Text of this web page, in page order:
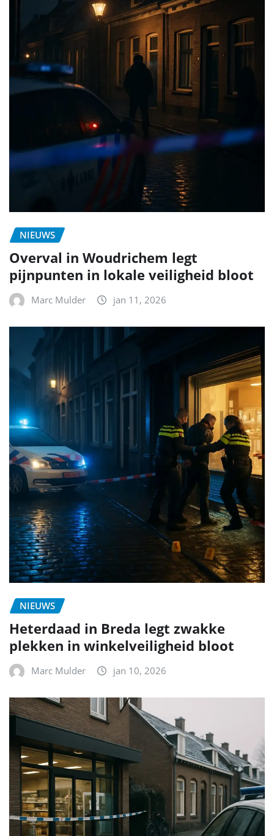
NIEUWS
Overval in Woudrichem legt
pijnpunten in lokale veiligheid bloot
Marc Mulder jan 11, 2026
NIEUWS
Heterdaad in Breda legt zwakke
plekken in winkelveiligheid bloot
Marc Mulder jan 10, 2026